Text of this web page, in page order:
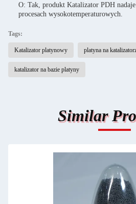
O: Tak, produkt Katalizator PDH
procesach wysokotemperaturowych.
Tags:
Katalizator platynowy platyna na
katalizator na bazie platyny
Similar